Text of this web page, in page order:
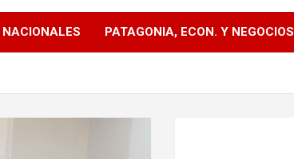
NACIONALES PATAGONIA, ECON. Y NEGOCIOS